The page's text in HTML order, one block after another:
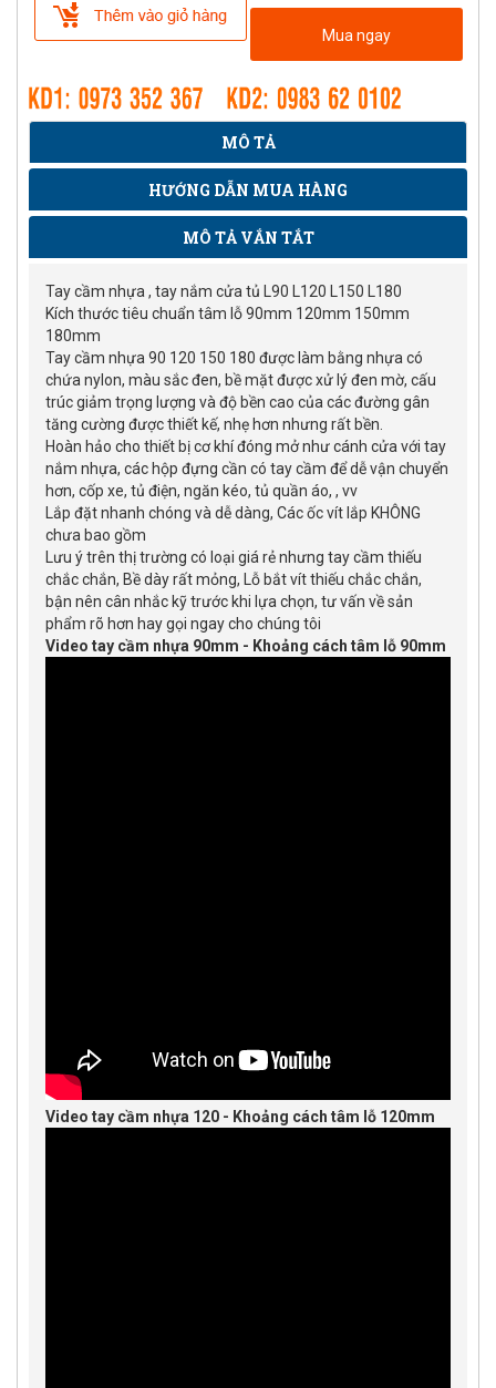
Mua ngay
MÔ TẢ
HƯỚNG DẪN MUA HÀNG
MÔ TẢ VẮN TẮT
Tay cầm nhựa , tay nắm cửa tủ L90 L120 L150 L180
Kích thước tiêu chuẩn tâm lỗ 90mm 120mm 150mm
180mm
Tay cầm nhựa 90 120 150 180 được làm bằng nhựa có
chứa nylon, màu sắc đen, bề mặt được xử lý đen mờ, cấu
trúc giảm trọng lượng và độ bền cao của các đường gân
tăng cường được thiết kế, nhẹ hơn nhưng rất bền.
Hoàn hảo cho thiết bị cơ khí đóng mở như cánh cửa với tay
nắm nhựa, các hộp đựng cần có tay cầm để dễ vận chuyển
hơn, cốp xe, tủ điện, ngăn kéo, tủ quần áo, , vv
Lắp đặt nhanh chóng và dễ dàng, Các ốc vít lắp KHÔNG
chưa bao gồm
Lưu ý trên thị trường có loại giá rẻ nhưng tay cầm thiếu
chắc chắn, Bề dày rất mỏng, Lỗ bắt vít thiếu chắc chắn,
bận nên cân nhắc kỹ trước khi lựa chọn, tư vấn về sản
phẩm rõ hơn hay gọi ngay cho chúng tôi
Video tay cầm nhựa 90mm - Khoảng cách tâm lỗ 90mm
Video tay cầm nhựa 120 - Khoảng cách tâm lỗ 120mm